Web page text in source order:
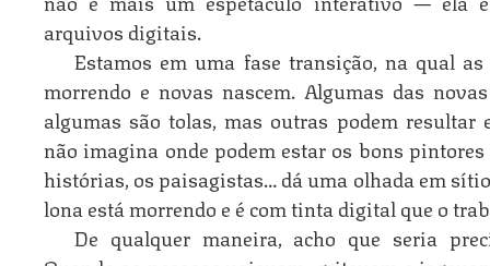
arquivos digitais.
Estamos em uma fase transição, na qual
morrendo e novas nascem. Algumas das
algumas são tolas, mas outras podem resultar
não imagina onde podem estar os bons
histórias, os paisagistas… dá uma olhada em
lona está morrendo e é com tinta digital que o
De qualquer maneira, acho que seria